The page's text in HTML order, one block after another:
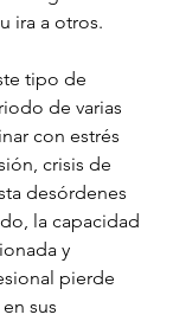
ira a otros.
tipo de
de varias
con estrés
crisis de
desórdenes
la capacidad
y
pierde
sus